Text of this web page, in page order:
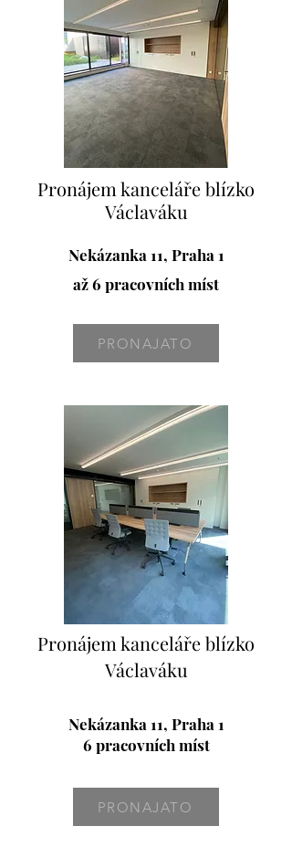
Pronájem kanceláře blízko
Václaváku
Nekázanka 11, Praha 1
až 6 pracovních míst
PRONAJATO
Pronájem kanceláře blízko
Václaváku
Nekázanka 11, Praha 1
6 pracovních míst
PRONAJATO